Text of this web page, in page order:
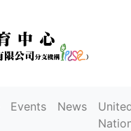
Events News